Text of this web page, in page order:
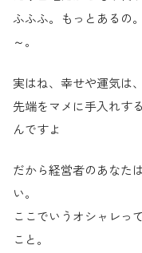
ふふふ。もっとあるの
～。
実はね、幸せや運気は
先端をマメに手入れす
んですよ
だから経営者のあなた
い。
ここでいうオシャレっ
こと。